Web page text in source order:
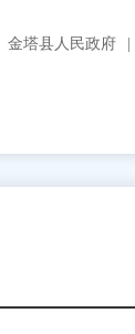
金塔县人民政府